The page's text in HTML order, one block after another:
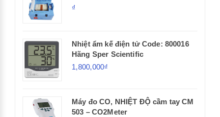
₫
Nhiệt ẩm kế điện tử Code: 800016
Hãng Sper Scientific
1,800,000₫
Máy đo CO, NHIỆT ĐỘ cầm tay CM
503 – CO2Meter